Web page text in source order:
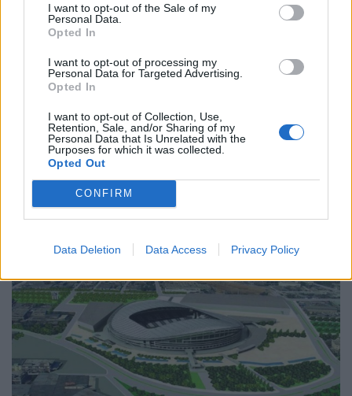
I want to opt-out of the Sale of my
Personal Data.
Opted In
I want to opt-out of processing my
Personal Data for Targeted Advertising.
Opted In
I want to opt-out of Collection, Use,
Retention, Sale, and/or Sharing of my
Personal Data that Is Unrelated with the
Purposes for which it was collected.
Opted Out
CONFIRM
Data Deletion Data Access Privacy Policy
Αναμένεται να «πέσουν» άμεσα οι σχετικές
υπογραφές για την εκκίνηση του έργου.
17.05.2023